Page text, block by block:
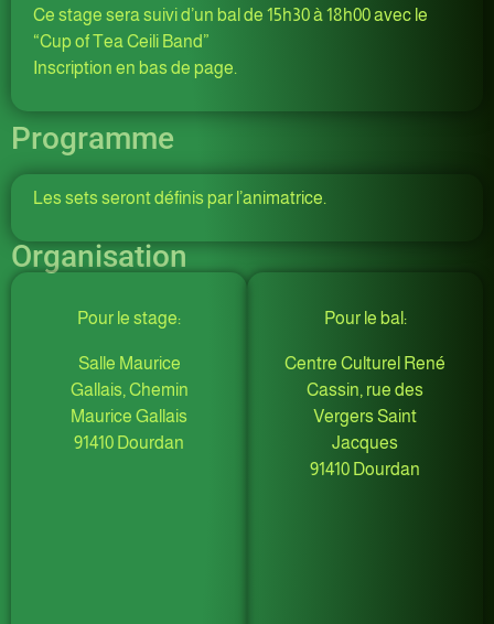
Ce stage sera suivi d’un bal de 15h30 à 18h00 avec le
“Cup of Tea Ceili Band”
Inscription en bas de page.
Programme
Les sets seront définis par l’animatrice.
Organisation
Pour le stage:
Salle Maurice
Gallais, Chemin
Maurice Gallais
91410 Dourdan
Pour le bal:
Centre Culturel René
Cassin, rue des
Vergers Saint
Jacques
91410 Dourdan